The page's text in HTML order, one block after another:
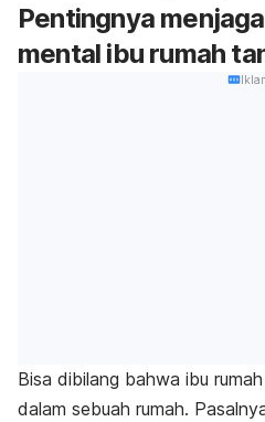
Pentingnya
mental ibu rumah
Iklan
Bisa dibilang bahwa ibu
dalam sebuah rumah.